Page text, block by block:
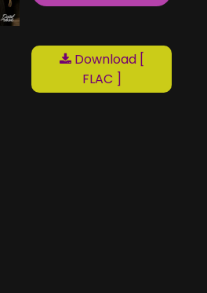
Download [
FLAC ]